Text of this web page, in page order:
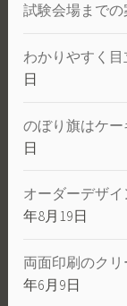
試験会場まで
わかりやすく目
日
のぼり旗はケ
日
オーダーデザ
年8月19日
両面印刷のク
年6月9日